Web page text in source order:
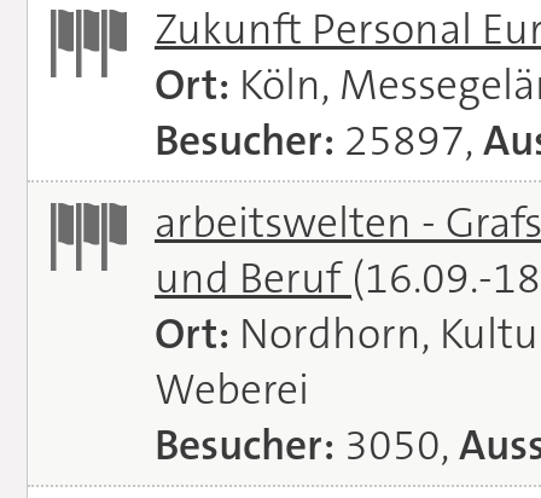
Zukunft Personal
Ort: Köln,
Besucher: 25897,
arbeitswelten -
und Beruf (16.09.-
Ort: Nordhorn,
Weberei
Besucher: 3050,